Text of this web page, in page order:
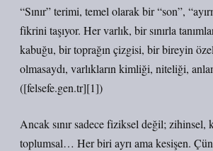
“Sınır” terimi, temel olarak bir “son”,
fikrini taşıyor. Her varlık, bir sınırla
kabuğu, bir toprağın çizgisi, bir bireyin
olmasaydı, varlıkların kimliği, niteliği,
([felsefe.gen.tr][1])
Ancak sınır sadece fiziksel değil; zihinsel,
toplumsal… Her biri ayrı ama kesişen.